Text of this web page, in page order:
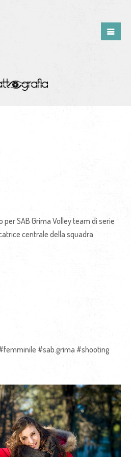
SAB Grima Volley team di serie
centrale della squadra
#sab.grima #shooting